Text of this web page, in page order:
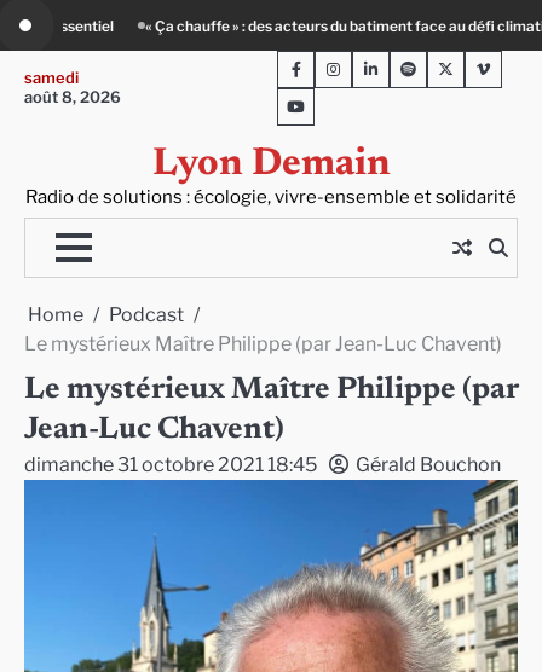
content
face au défi climatique 80 Jours Voyages : au cœur du Lengai avec
samedi
août 8, 2026
Lyon Demain
Radio de solutions : écologie, vivre-ensemble et solidarité
FacebookInstagram
LinkedInSpotifyTwitterViméo
Youtube
Home
Podcast
Le mystérieux Maître Philippe (par Jean-Luc Chavent)
Le mystérieux Maître Philippe (par
Jean-Luc Chavent)
dimanche 31 octobre 2021 18:45 Gérald Bouchon